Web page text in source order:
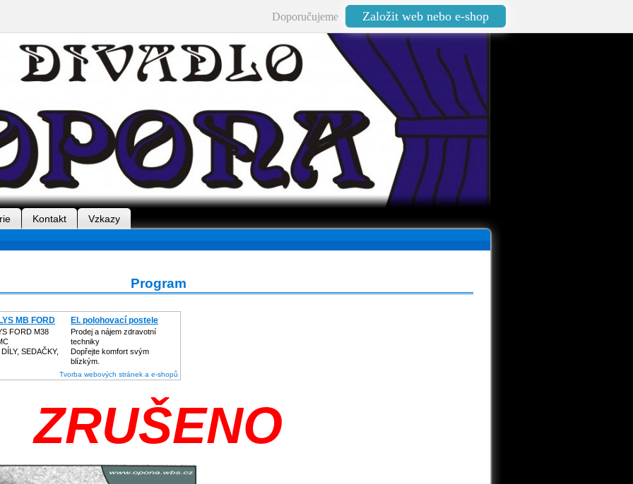
Doporučujeme Založit web nebo e-shop
Kontakt Vzkazy
Program
MB FORD
FORD M38
SEDAČKY,
El. polohovací postele
Prodej a nájem zdravotní
techniky
Dopřejte komfort svým
blízkým.
Tvorba webových stránek a e-shopů
ZRUŠENO